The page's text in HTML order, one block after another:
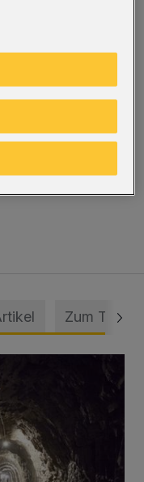
besuchen
dieser
nicht
Zum Thema